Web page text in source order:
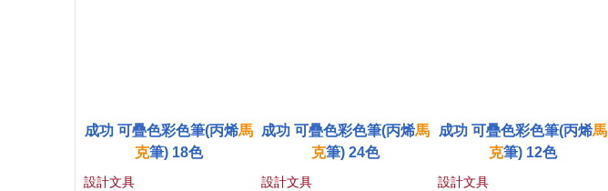
成功 可疊色彩色筆(丙烯馬
克筆) 18色
設計文具
成功 可疊色彩色筆(丙烯馬
克筆) 24色
設計文具
成功 可疊色彩色筆(丙烯馬
克筆) 12色
設計文具